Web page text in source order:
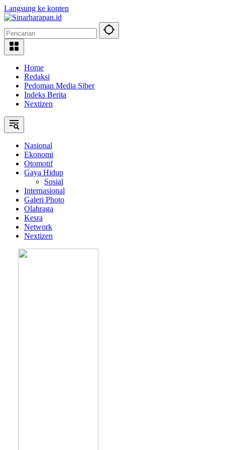
Langsung ke konten
Home
Redaksi
Pedoman Media Siber
Indeks Berita
Nextizen
Nasional
Ekonomi
Otomotif
Gaya Hidup
Sosial
Internasional
Galeri Photo
Olahraga
Kesra
Network
Nextizen